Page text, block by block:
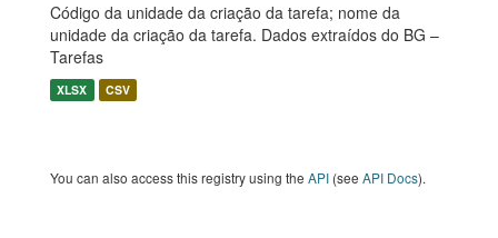
Código da unidade da criação da tarefa; nome da
unidade da criação da tarefa. Dados extraídos do BG –
Tarefas
XLSX CSV
You can also access this registry using the API (see API Docs).